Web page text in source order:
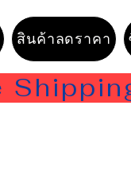
สินค้าลดราคา